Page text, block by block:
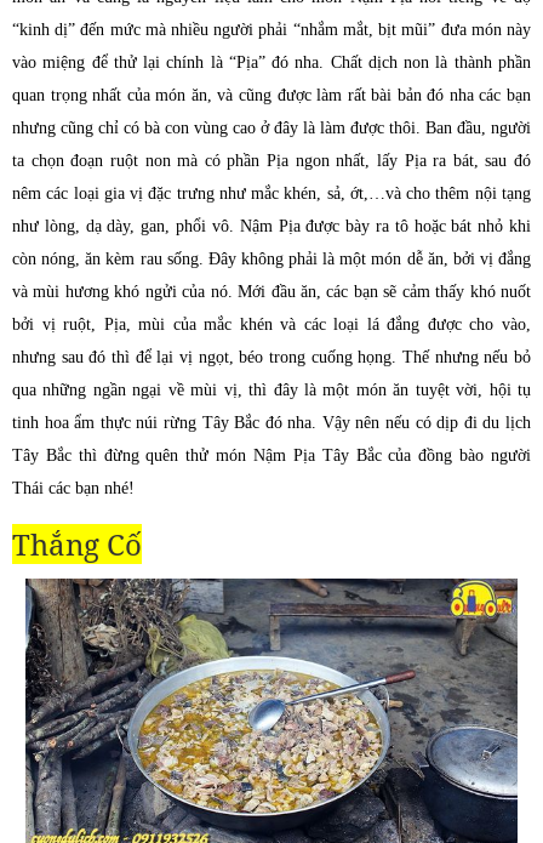
“kinh dị” đến mức mà nhiều người phải “nhắm mắt, bịt mũi” đưa món này
vào miệng để thử lại chính là “Pịa” đó nha. Chất dịch non là thành phần
quan trọng nhất của món ăn, và cũng được làm rất bài bản đó nha các bạn
nhưng cũng chỉ có bà con vùng cao ở đây là làm được thôi. Ban đầu, người
ta chọn đoạn ruột non mà có phần Pịa ngon nhất, lấy Pịa ra bát, sau đó
nêm các loại gia vị đặc trưng như mắc khén, sả, ớt,…và cho thêm nội tạng
như lòng, dạ dày, gan, phổi vô. Nậm Pịa được bày ra tô hoặc bát nhỏ khi
còn nóng, ăn kèm rau sống. Đây không phải là một món dễ ăn, bởi vị đắng
và mùi hương khó ngửi của nó. Mới đầu ăn, các bạn sẽ cảm thấy khó nuốt
bởi vị ruột, Pịa, mùi của mắc khén và các loại lá đắng được cho vào,
nhưng sau đó thì để lại vị ngọt, béo trong cuống họng. Thế nhưng nếu bỏ
qua những ngần ngại về mùi vị, thì đây là một món ăn tuyệt vời, hội tụ
tinh hoa ẩm thực núi rừng Tây Bắc đó nha. Vậy nên nếu có dịp đi du lịch
Tây Bắc thì đừng quên thử món Nậm Pịa Tây Bắc của đồng bào người
Thái các bạn nhé!
Thắng Cố